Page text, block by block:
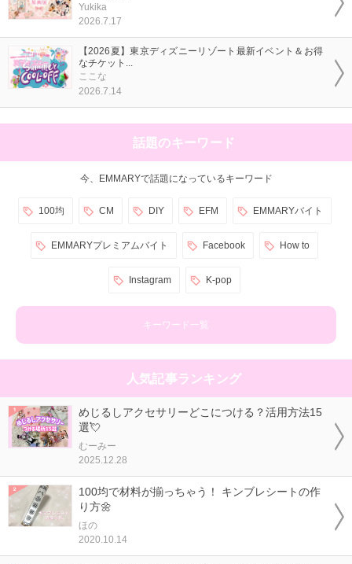
Yukika
2026.7.17
【2026夏】東京ディズニーリゾート最新イベント＆お得
なチケット...
ここな
2026.7.14
話題のキーワード
今、EMMARYで話題になっているキーワード
100均 CM DIY EFM EMMARYバイト
EMMARYプレミアムバイト Facebook How to
Instagram K-pop
キーワード一覧
人気記事ランキング
めじるしアクセサリーどこにつける？活用方法15
選💘
むーみー
2025.12.28
100均で材料が揃っちゃう！ キンブレシートの作
り方🌼
ほの
2020.10.14